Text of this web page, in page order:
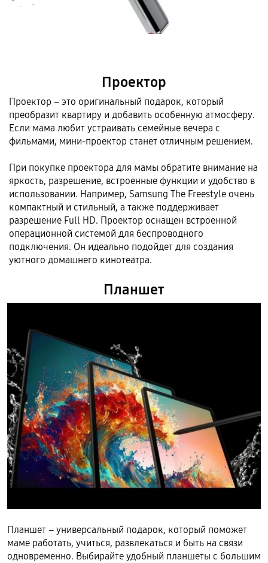
Проектор
Проектор – это оригинальный подарок, который
преобразит квартиру и добавить особенную атмосферу.
Если мама любит устраивать семейные вечера с
фильмами, мини-проектор станет отличным решением.
При покупке проектора для мамы обратите внимание на
яркость, разрешение, встроенные функции и удобство в
использовании. Например, Samsung The Freestyle очень
компактный и стильный, а также поддерживает
разрешение Full HD. Проектор оснащен встроенной
операционной системой для беспроводного
подключения. Он идеально подойдет для создания
уютного домашнего кинотеатра.
Планшет
Планшет – универсальный подарок, который поможет
маме работать, учиться, развлекаться и быть на связи
одновременно. Выбирайте удобный планшеты с большим